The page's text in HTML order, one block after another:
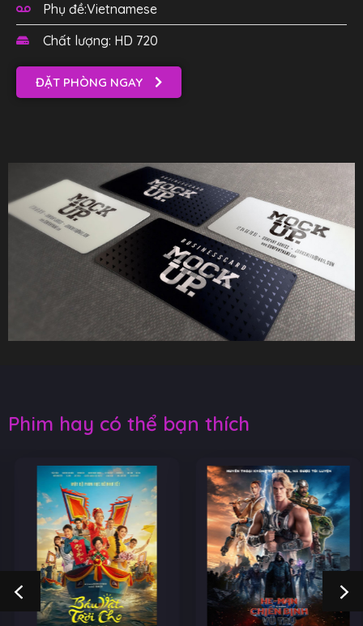
Phụ đề:Vietnamese
Chất lượng: HD 720
ĐẶT PHÒNG NGAY
Phim hay có thể bạn thích